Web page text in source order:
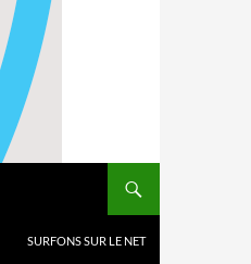
SURFONS SUR LE NET